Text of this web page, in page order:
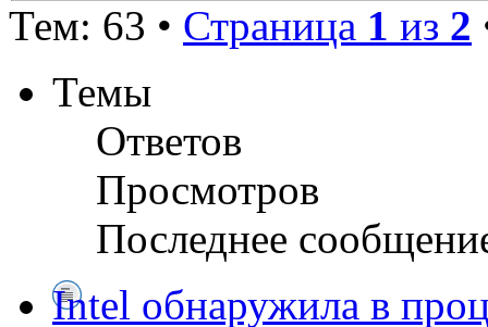
Тем: 63 • Страница 1 из 2
Темы
Ответов
Просмотров
Последнее
Intel обнаружила в